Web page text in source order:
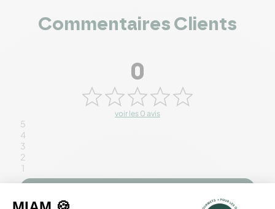
Commentaires Clients
0
voir les 0 avis
5
4
3
2
1